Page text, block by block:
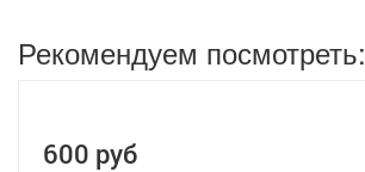
Рекомендуем посмотреть:
600 руб